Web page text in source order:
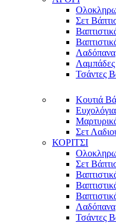
Σετ
Λαδόπανα
Λαμπάδες
Τσάντες
Κουτιά
Ευχολόγια
Σετ
ΚΟΡΙΤΣΙ
Σετ
Λαδόπανα
Τσάντες